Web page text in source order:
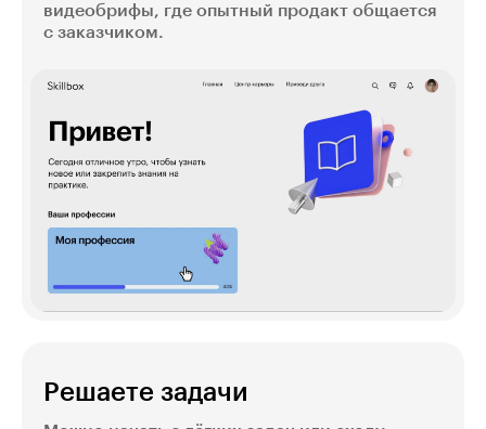
видеобрифы, где опытный продакт общается
с заказчиком.
Решаете задачи